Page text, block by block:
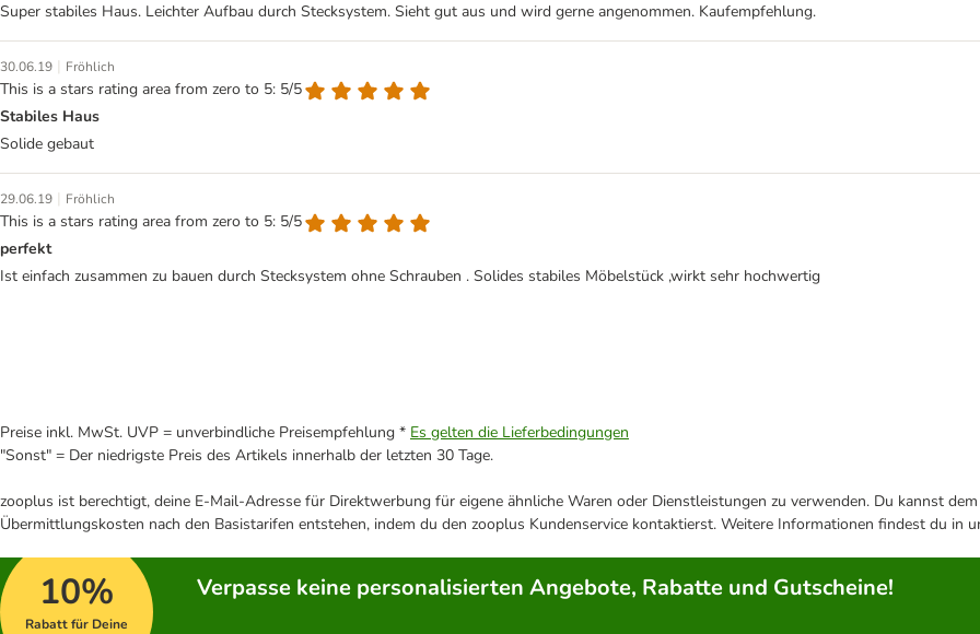
Super stabiles Haus. Leichter Aufbau durch Stecksystem. Sieht gut aus und wird gerne angenommen. Kaufempfehlung.
30.06.19 | Fröhlich
This is a stars rating area from zero to 5: 5/5
Stabiles Haus
Solide gebaut
29.06.19 | Fröhlich
This is a stars rating area from zero to 5: 5/5
perfekt
Ist einfach zusammen zu bauen durch Stecksystem ohne Schrauben . Solides stabiles Möbelstück ,wirkt sehr hochwertig
Preise inkl. MwSt. UVP = unverbindliche Preisempfehlung * Es gelten die Lieferbedingungen
"Sonst" = Der niedrigste Preis des Artikels innerhalb der letzten 30 Tage.
zooplus ist berechtigt, deine E-Mail-Adresse für Direktwerbung für eigene ähnliche Waren oder Dienstleistungen zu verwenden. Du kannst
Übermittlungskosten nach den Basistarifen entstehen, indem du den zooplus Kundenservice kontaktierst. Weitere Informationen findest du in
10%
Rabatt für Deine
Verpasse keine personalisierten Angebote, Rabatte und Gutscheine!